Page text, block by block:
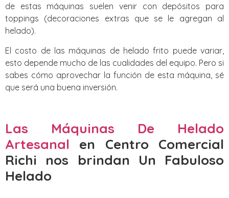
de estas máquinas suelen venir con depósitos para
toppings (decoraciones extras que se le agregan al
helado).
El costo de las máquinas de helado frito puede variar,
esto depende mucho de las cualidades del equipo. Pero si
sabes cómo aprovechar la función de esta máquina, sé
que será una buena inversión.
Las Máquinas De Helado
Artesanal en Centro Comercial
Richi nos brindan Un Fabuloso
Helado